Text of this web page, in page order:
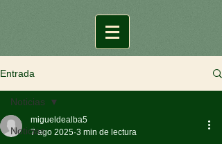
Entrada
Noticias
Noticias
migueldealba5
7 ago 2025 3 min de lectura